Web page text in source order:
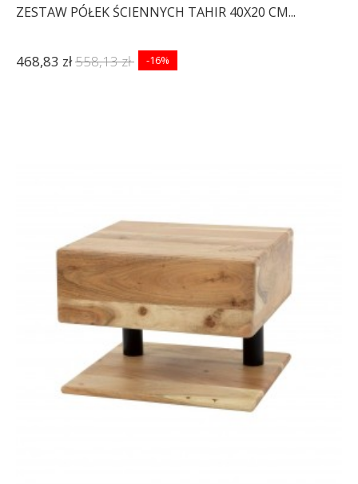
ZESTAW PÓŁEK ŚCIENNYCH TAHIR 40X20 CM...
468,83 zł558,13 zł -16%